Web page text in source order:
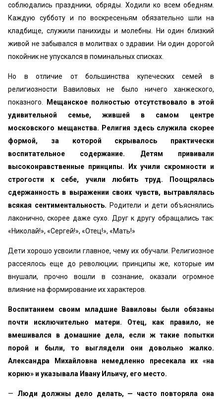
соблюдались праздники, обряды. Ходили ко всем обедням.
Каждую субботу и по воскресеньям обязательно шли на
кладбище, служили панихиды и молебны. Ни один близкий
живой не забывался в молитвах о здравии. Ни один дорогой
покойник не упускался в поминальных списках.
Но в отличие от большинства купеческих семей в
религиозности Вавиловых не было ничего ханжеского,
показного.
Мещанское полностью отсутствовало в этой
удивительной семье, жившей в самом центре
московского мещанства. Религия здесь служила скорее
формой, за которой скрывалось практически
воспитательное содержание. Детям прививали
высоконравственные принципы. Их учили скромности и
строгости к себе, учили любить труд. Поощрялась
сдержанность в выражении своих чувств, вытравлялась
всякая сентиментальность. Родители и дети объяснялись
лаконично, скорее даже сухо. Друг к другу обращались так:
«Николай!», «Сергей!», «Отец!», «Мать!»
Дети хорошо усвоили главное, чему их обучали. Религиозное
рассеялось еще до революции; принципы же, которые им
внушали, прочно вошли в сознание, оказали огромное
влияние на формирование их характеров.
Воспитанием своим младшие Вавиловы были обязаны
почти исключительно матери. Отец, как правило, не
вмешивался в домашние дела, если ж такие попытки
порой и были, то выглядели они довольно жалко.
Александра Михайловна немедленно пресекала их «на
корню» и указывала Ивану Ильичу, его место.
— Люди должны дело делать, — часто повторяла она